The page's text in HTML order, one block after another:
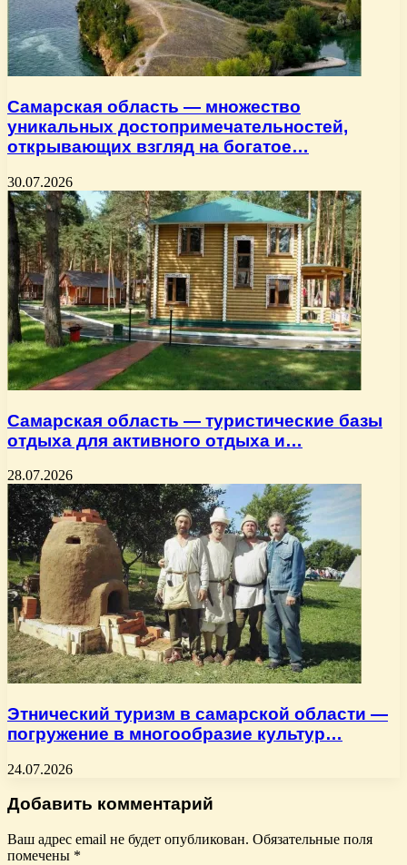
Самарская область — множество
уникальных достопримечательностей,
открывающих взгляд на богатое…
30.07.2026
Самарская область — туристические базы
отдыха для активного отдыха и…
28.07.2026
Этнический туризм в самарской области —
погружение в многообразие культур…
24.07.2026
Добавить комментарий
Ваш адрес email не будет опубликован. Обязательные поля
помечены *